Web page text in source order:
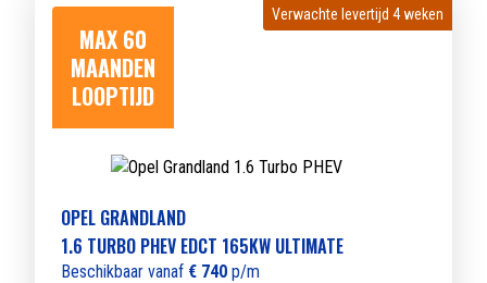
MAX 60
MAANDEN
LOOPTIJD
Verwachte levertijd 4 weken
Verwachte levertijd 4 weken
OPEL GRANDLAND
1.6 TURBO PHEV EDCT 165KW ULTIMATE
Beschikbaar vanaf € 740 p/m